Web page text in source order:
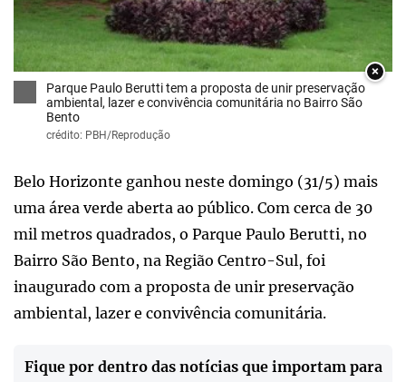
×
Parque Paulo Berutti tem a proposta de unir preservação
ambiental, lazer e convivência comunitária no Bairro São
Bento
crédito: PBH/Reprodução
Belo Horizonte ganhou neste domingo (31/5) mais
uma área verde aberta ao público. Com cerca de 30
mil metros quadrados, o Parque Paulo Berutti, no
Bairro São Bento, na Região Centro-Sul, foi
inaugurado com a proposta de unir preservação
ambiental, lazer e convivência comunitária.
Fique por dentro das notícias que importam para